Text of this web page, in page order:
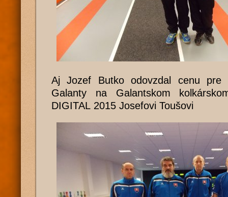
Aj Jozef Butko odovzdal cenu pre
Galanty na Galantskom
DIGITAL 2015 Josefovi Toušovi